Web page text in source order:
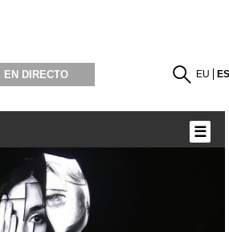
EN DIRECTO EU
☰